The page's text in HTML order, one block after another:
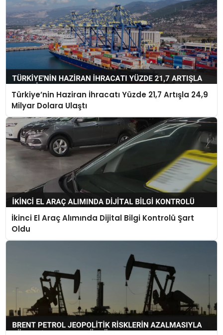
Türkiye’nin Haziran İhracatı Yüzde 21,7 Artışla 24,9
Milyar Dolara Ulaştı
İkinci El Araç Alımında Dijital Bilgi Kontrolü Şart
Oldu